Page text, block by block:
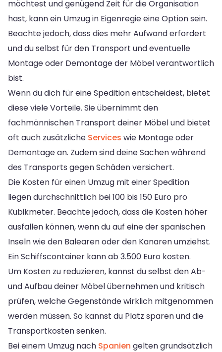
möchtest und genügend Zeit für die Organisation
hast, kann ein Umzug in Eigenregie eine Option sein.
Beachte jedoch, dass dies mehr Aufwand erfordert
und du selbst für den Transport und eventuelle
Montage oder Demontage der Möbel verantwortlich
bist.
Wenn du dich für eine Spedition entscheidest, bietet
diese viele Vorteile. Sie übernimmt den
fachmännischen Transport deiner Möbel und bietet
oft auch zusätzliche Services wie Montage oder
Demontage an. Zudem sind deine Sachen während
des Transports gegen Schäden versichert.
Die Kosten für einen Umzug mit einer Spedition
liegen durchschnittlich bei 100 bis 150 Euro pro
Kubikmeter. Beachte jedoch, dass die Kosten höher
ausfallen können, wenn du auf eine der spanischen
Inseln wie den Balearen oder den Kanaren umziehst.
Ein Schiffscontainer kann ab 3.500 Euro kosten.
Um Kosten zu reduzieren, kannst du selbst den Ab-
und Aufbau deiner Möbel übernehmen und kritisch
prüfen, welche Gegenstände wirklich mitgenommen
werden müssen. So kannst du Platz sparen und die
Transportkosten senken.
Bei einem Umzug nach Spanien gelten grundsätzlich